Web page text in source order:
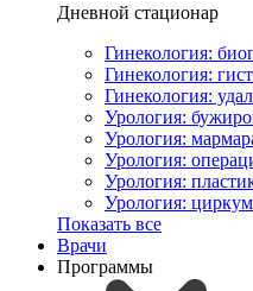
Дневной стационар
Гинекология:
Гинекология:
Гинекология:
Урология:
Урология:
Урология:
Урология:
Урология:
Показать все
Врачи
Программы